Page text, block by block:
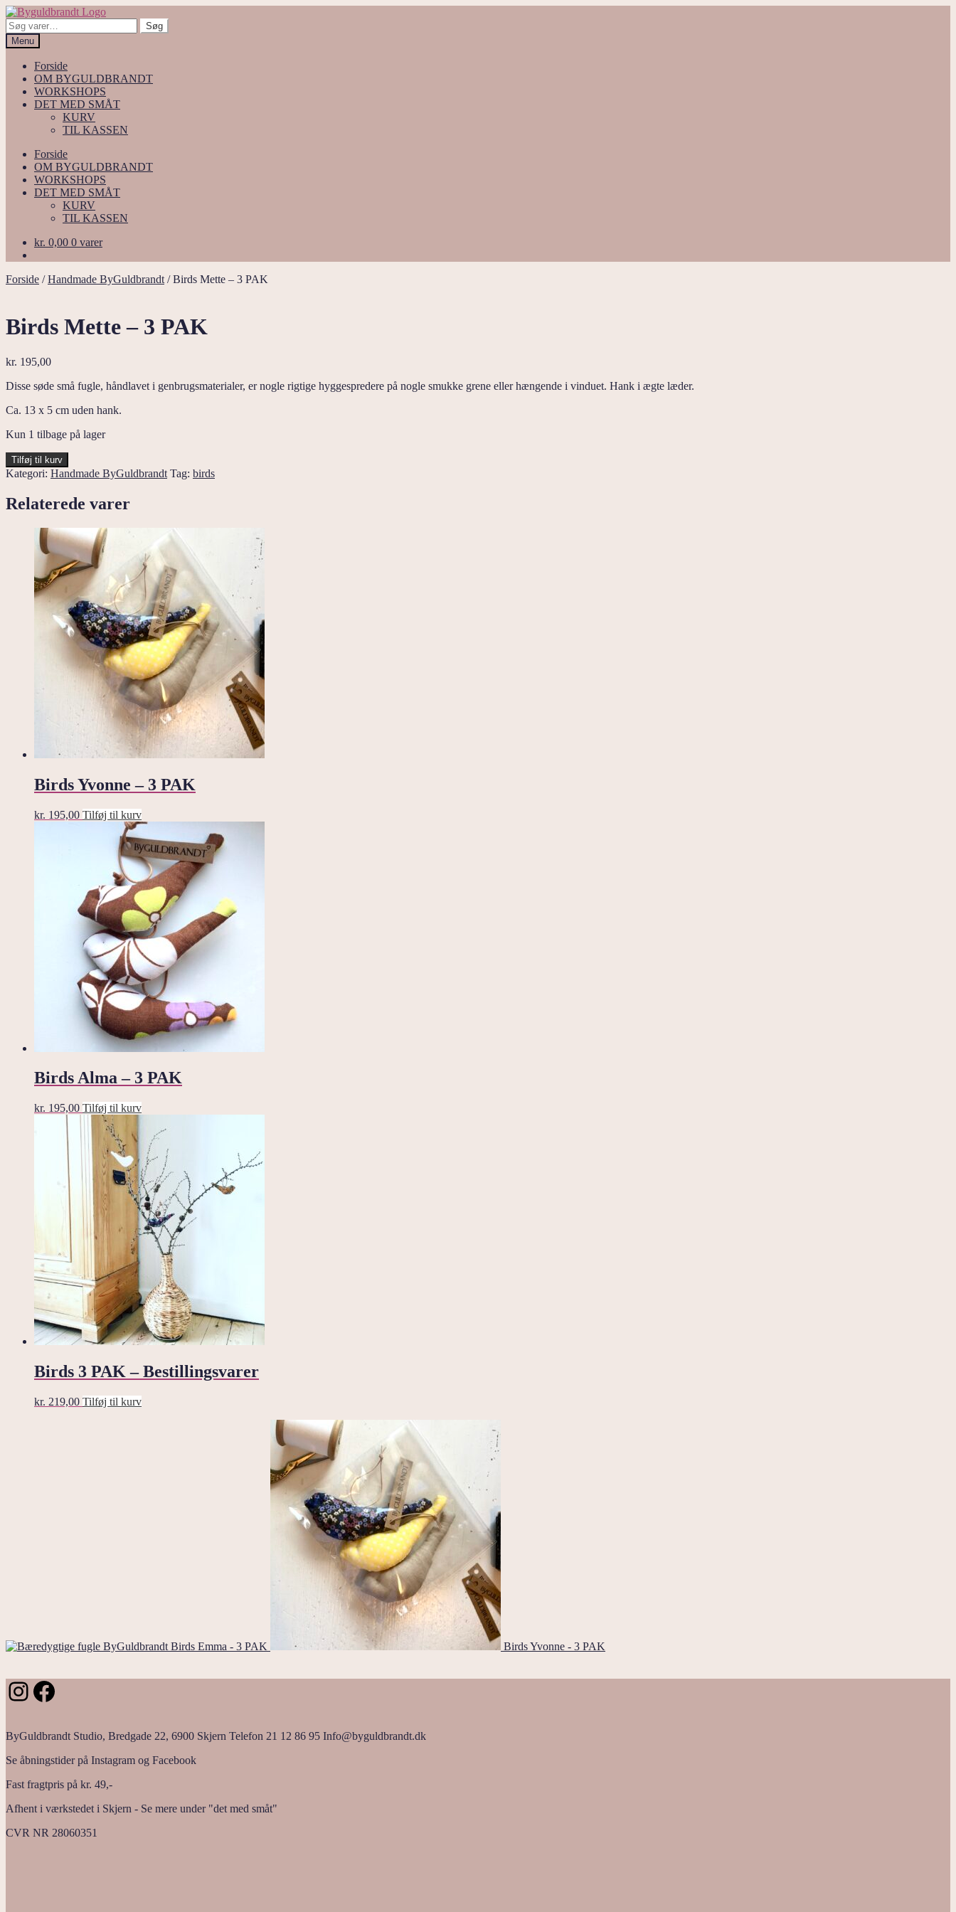
Spring
til
navigation
Spring
til
indhold
Søg
efter:
Søg
Menu
Forside
OM BYGULDBRANDT
WORKSHOPS
DET MED SMÅT
KURV
TIL KASSEN
Forside
OM BYGULDBRANDT
WORKSHOPS
DET MED SMÅT
KURV
TIL KASSEN
kr. 0,00 0 varer
Forside /Handmade ByGuldbrandt /Birds Mette – 3 PAK
Birds Mette – 3 PAK
kr. 195,00
Disse søde små fugle, håndlavet i genbrugsmaterialer, er nogle rigtige hyggespredere på nogle smukke grene eller hængende i vinduet. Hank i ægte læder.
Ca. 13 x 5 cm uden hank.
Kun 1 tilbage på lager
Birds
Mette
3
PAK
Tilføj til kurv
Kategori: Handmade ByGuldbrandt Tag: birds
Relaterede varer
Birds Yvonne – 3 PAK
kr. 195,00 Tilføj til kurv
Birds Alma – 3 PAK
kr. 195,00 Tilføj til kurv
Birds 3 PAK – Bestillingsvarer
kr. 219,00 Tilføj til kurv
Birds Emma - 3 PAK Birds Yvonne - 3 PAK
Instagram
Facebook
ByGuldbrandt Studio, Bredgade 22, 6900 Skjern Telefon 21 12 86 95 Info@byguldbrandt.dk
Se åbningstider på Instagram og Facebook
Fast fragtpris på kr. 49,-
Afhent i værkstedet i Skjern - Se mere under "det med småt"
CVR NR 28060351